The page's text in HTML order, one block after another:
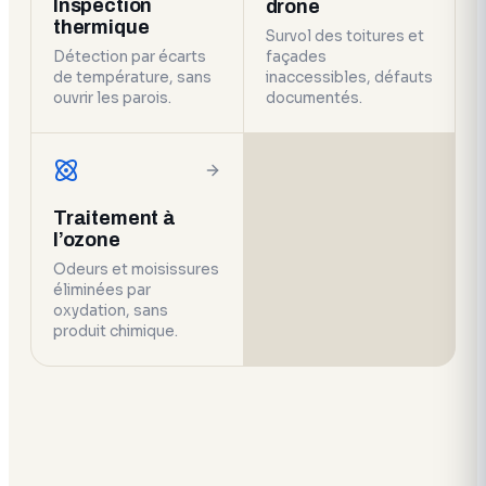
Inspection
thermique
Détection par écarts
de température, sans
ouvrir les parois.
drone
Survol des toitures et
façades
inaccessibles, défauts
documentés.
Traitement à
l’ozone
Odeurs et moisissures
éliminées par
oxydation, sans
produit chimique.